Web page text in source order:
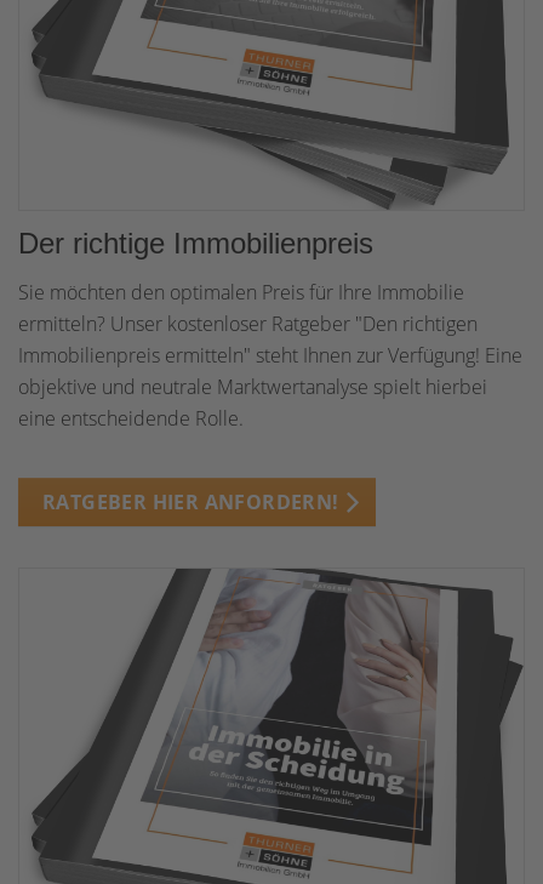
Der richtige Immobilienpreis
Sie möchten den optimalen Preis für Ihre Immobilie
ermitteln? Unser kostenloser Ratgeber "Den richtigen
Immobilienpreis ermitteln" steht Ihnen zur Verfügung! Eine
objektive und neutrale Marktwertanalyse spielt hierbei
eine entscheidende Rolle.
RATGEBER HIER ANFORDERN!